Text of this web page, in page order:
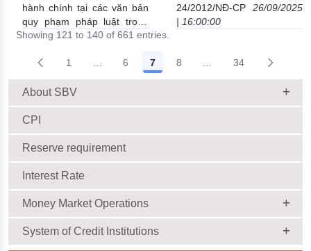
ngôn và cung cấp thông
tin của Ngân hàng Nhà
hành chính tại các văn bản
quy phạm pháp luật trong
lĩnh vực quản lý hoạt động
dụng ngoại hối
30/09/2025 |
14:31:00
24/2012/NĐ-CP
26/09/2025
| 16:00:00
Showing 121 to 140 of 661 entries.
1 Intermediate Pages Use TAB to navigate.
6 7 8 Intermediate Pages
34
About SBV
CPI
Reserve requirement
Interest Rate
Money Market Operations
System of Credit Institutions